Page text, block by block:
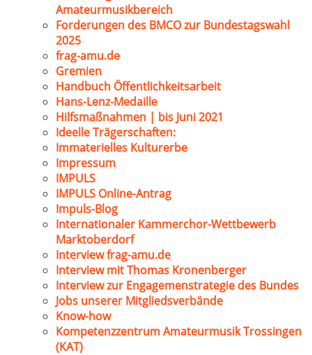
Amateurmusikbereich
Forderungen des BMCO zur Bundestagswahl
2025
frag-amu.de
Gremien
Handbuch Öffentlichkeitsarbeit
Hans-Lenz-Medaille
Hilfsmaßnahmen | bis Juni 2021
Ideelle Trägerschaften:
Immaterielles Kulturerbe
Impressum
IMPULS
IMPULS Online-Antrag
Impuls-Blog
Internationaler Kammerchor-Wettbewerb
Marktoberdorf
Interview frag-amu.de
Interview mit Thomas Kronenberger
Interview zur Engagemenstrategie des Bundes
Jobs unserer Mitgliedsverbände
Know-how
Kompetenzzentrum Amateurmusik Trossingen
(KAT)